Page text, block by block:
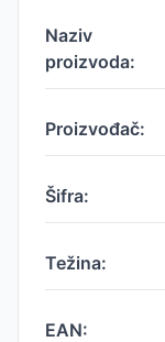
Naziv
proizvoda:
Proizvođač:
Šifra:
Težina:
EAN: